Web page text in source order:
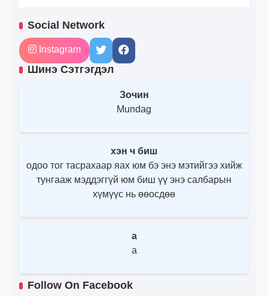
Social Network
Instagram
Шинэ Сэтгэгдэл
Зочин
Mundag
хэн ч биш
одоо тог тасрахаар яах юм бэ энэ мэтийгээ хийж
тунгааж мэддэггүй юм биш үү энэ салбарын
хүмүүс нь өөосдөө
a
a
Follow On Facebook